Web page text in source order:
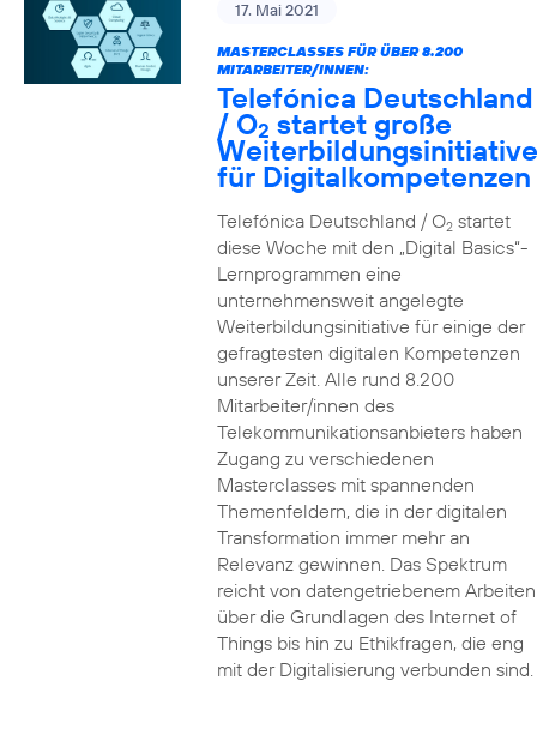
17. Mai 2021
MASTERCLASSES FÜR ÜBER 8.200
MITARBEITER/INNEN:
Telefónica Deutschland
/ O2 startet große
Weiterbildungsinitiative
für Digitalkompetenzen
Telefónica Deutschland / O2startet
diese Woche mit den „Digital Basics“-
Lernprogrammen eine
unternehmensweit angelegte
Weiterbildungsinitiative für einige der
gefragtesten digitalen Kompetenzen
unserer Zeit. Alle rund 8.200
Mitarbeiter/innen des
Telekommunikationsanbieters haben
Zugang zu verschiedenen
Masterclasses mit spannenden
Themenfeldern, die in der digitalen
Transformation immer mehr an
Relevanz gewinnen. Das Spektrum
reicht von datengetriebenem Arbeiten
über die Grundlagen des Internet of
Things bis hin zu Ethikfragen, die eng
mit der Digitalisierung verbunden sind.